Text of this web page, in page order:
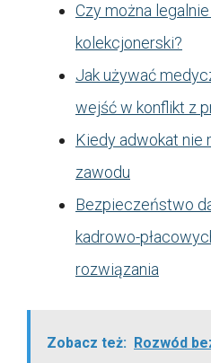
Czy można
kolekcjonerski?
Jak używać
wejść w konflikt z
Kiedy adwokat nie
zawodu
Bezpieczeństwo
kadrowo-
rozwiązania
Zobacz też: Rozwód